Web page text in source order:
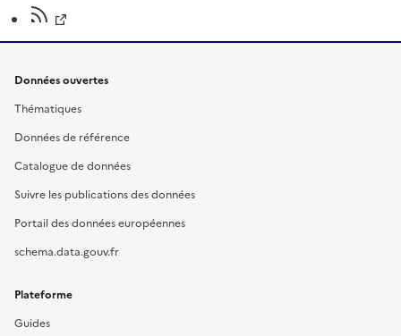
Données ouvertes
Thématiques
Données de référence
Catalogue de données
Suivre les publications des données
Portail des données européennes
schema.data.gouv.fr
Plateforme
Guides